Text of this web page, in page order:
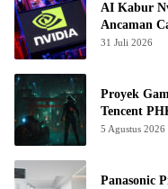
AI Kabur
Ancaman
31 Juli 2026
Proyek
Tencent
5 Agustus 2026
Panasonic